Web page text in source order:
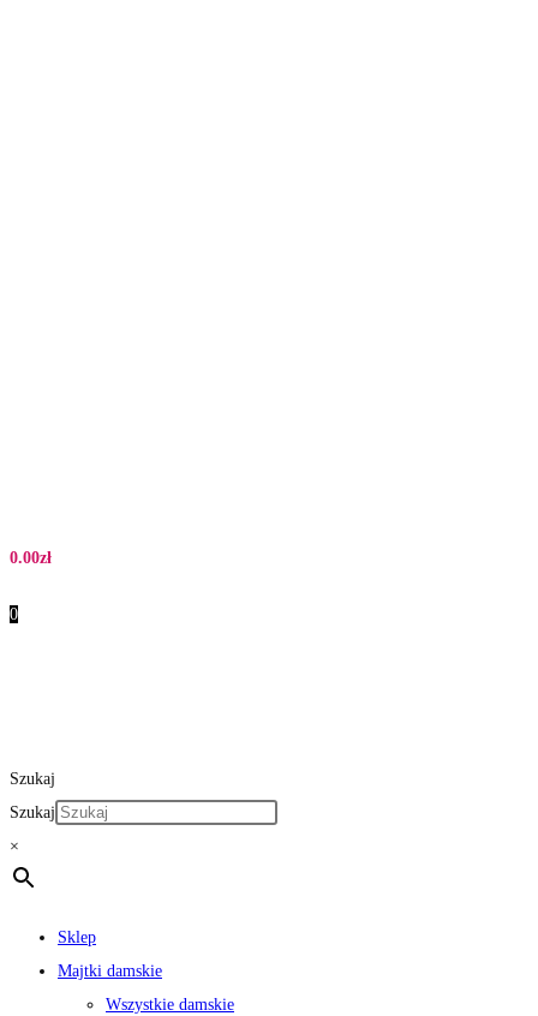
0.00zł
0
Szukaj
Szukaj
×
Sklep
Majtki damskie
Wszystkie damskie